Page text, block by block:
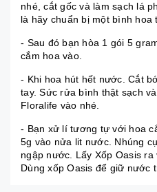
nhé, cắt gốc và làm sạch lá
là hãy chuẩn bị một bình hoa
- Sau đó bạn hòa 1 gói 5
cắm hoa vào.
- Khi hoa hút hết nước. Cắt
tay. Sức rửa bình thật sạch
Floralife vào nhé.
- Bạn xử lí tương tự với hoa
5g vào nửa lit nước. Nhúng
ngập nước. Lấy Xốp Oasis ra
Dùng xốp Oasis để giữ nước